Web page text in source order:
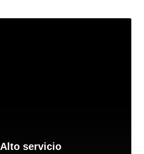
Alto servicio